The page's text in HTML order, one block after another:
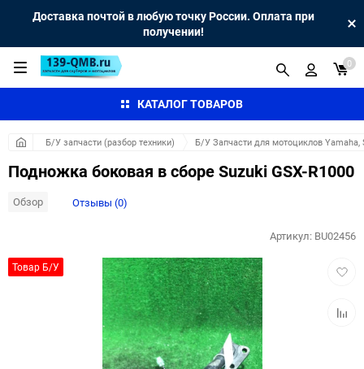
Доставка почтой в любую точку России. Оплата при
получении!
КАТАЛОГ ТОВАРОВ
0
Б/У запчасти (разбор техники) Б/У Запчасти для мотоциклов Yamaha,
Подножка боковая в сборе Suzuki GSX-R1000
Обзор Отзывы (0)
Товар Б/У
Артикул: BU02456